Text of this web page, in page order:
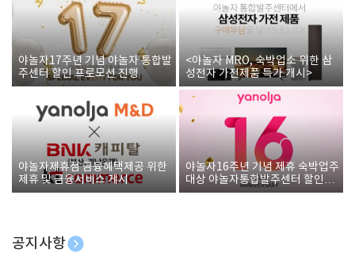
야놀자17주년 기념 야놀자 통합발
주센터 할인 프로모션 진행
<야놀자 MRO, 숙박업소 위한 삼
성전자 가전제품 특가 개시>
야놀자제휴점 금융혜택제공 위한
제휴 및 금융서비스 게시
야놀자16주년 기념 제휴 숙박업주
대상 야놀자통합발주센터 할인쿠
폰 증정
공지사항
[호텔업] 개인정보 처리방침 개정본1 (19.09.02)